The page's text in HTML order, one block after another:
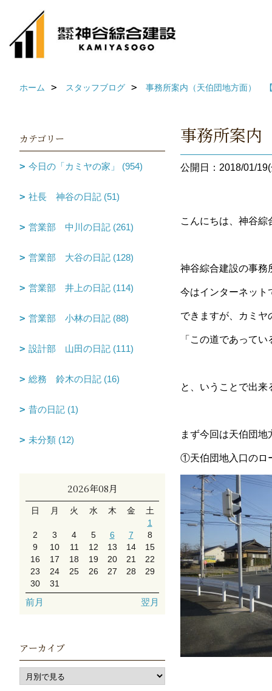
ホーム スタッフブログ 事務所案内（天伯団地方面）
事務所案
公開日：2018/01/
こんにちは、神谷綜
神谷綜合建設の事務
今はインターネット
できますが、カミヤ
「この道であって
と、いうことで出
まず今回は天伯団
①天伯団地入口のロ
カテゴリー
今日の「カミヤの家」 (954)
社長 神谷の日記 (51)
営業部 中川の日記 (261)
営業部 大谷の日記 (128)
営業部 井上の日記 (114)
営業部 小林の日記 (88)
設計部 山田の日記 (111)
総務 鈴木の日記 (16)
昔の日記 (1)
未分類 (12)
2026年08月
日 月 火 水 木 金
土
1
2
3 4 5 6 7
8
9
10 11 12 13 14
15
16
17 18 19 20 21
22
23
24 25 26 27 28
29
30
31
前月 翌月
アーカイブ